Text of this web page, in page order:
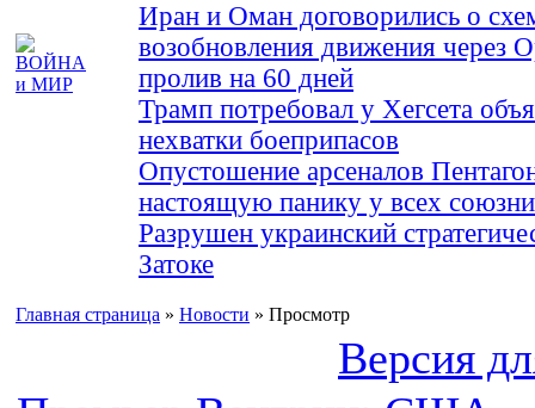
Иран и Оман договорились о
возобновления движения через
пролив на 60 дней
Трамп потребовал у Хегсета
нехватки боеприпасов
Опустошение арсеналов
настоящую панику у всех
Разрушен украинский
Затоке
Главная страница » Новости » Просмотр
Версия